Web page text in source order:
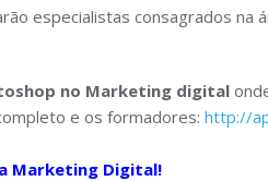
especialistas consagrados na
no Marketing digital
e os formadores: http://
Marketing Digital!